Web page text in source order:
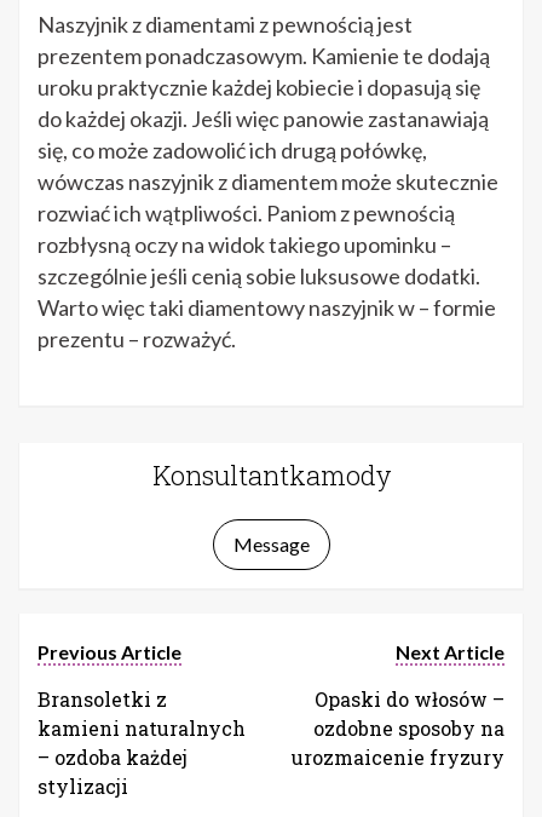
Naszyjnik z diamentami z pewnością jest
prezentem ponadczasowym. Kamienie te dodają
uroku praktycznie każdej kobiecie i dopasują się
do każdej okazji. Jeśli więc panowie zastanawiają
się, co może zadowolić ich drugą połówkę,
wówczas naszyjnik z diamentem może skutecznie
rozwiać ich wątpliwości. Paniom z pewnością
rozbłysną oczy na widok takiego upominku –
szczególnie jeśli cenią sobie luksusowe dodatki.
Warto więc taki diamentowy naszyjnik w – formie
prezentu – rozważyć.
Konsultantkamody
Message
Previous Article
Bransoletki z
kamieni naturalnych
– ozdoba każdej
stylizacji
Next Article
Opaski do włosów –
ozdobne sposoby na
urozmaicenie fryzury